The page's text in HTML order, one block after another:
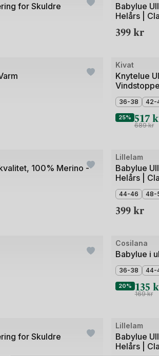
for Skuldre
av
4
Babylue
Helårs |
399kr
Outlet
Bilde
av
Kivat
Knytelue
36-38 42-
25% 517
689kr
100% Merino -
Bilde
av
4
Lillelam
Babylue
Helårs |
44-46 48-
399kr
Bilde
av
Cosilana
Babylue i
36-38 44-
20% 135
169kr
for Skuldre
Bilde
av
Lillelam
Babylue
Helårs |